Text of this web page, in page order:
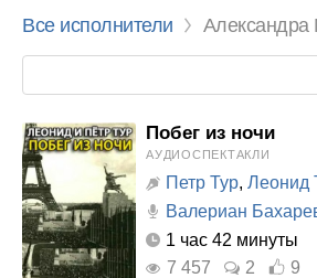
Все исполнители Александра
Побег из ночи
АУДИОСПЕКТАКЛИ
Петр Тур, Леонид
Валериан
1 час 42 минуты
7 457
2 9